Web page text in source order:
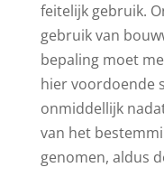
feitelijk gebruik.
gebruik van
bepaling moet
hier voordoende
onmiddellijk
van het
genomen, aldus